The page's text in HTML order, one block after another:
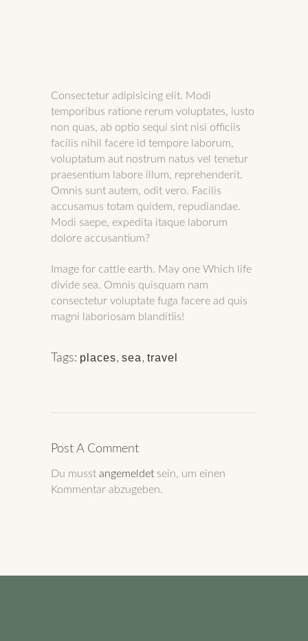
Consectetur adipisicing elit. Modi
temporibus ratione rerum voluptates, iusto
non quas, ab optio sequi sint nisi officiis
facilis nihil facere id tempore laborum,
voluptatum aut nostrum natus vel tenetur
praesentium labore illum, reprehenderit.
Omnis sunt autem, odit vero. Facilis
accusamus totam quidem, repudiandae.
Modi saepe, expedita itaque laborum
dolore accusantium?
Image for cattle earth. May one Which life
divide sea. Omnis quisquam nam
consectetur voluptate fuga facere ad quis
magni laboriosam blanditiis!
Tags: places, sea, travel
Post A Comment
Du musst angemeldet sein, um einen
Kommentar abzugeben.